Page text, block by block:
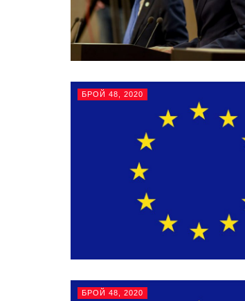
БРОЙ 48, 2020
БРОЙ 48, 2020